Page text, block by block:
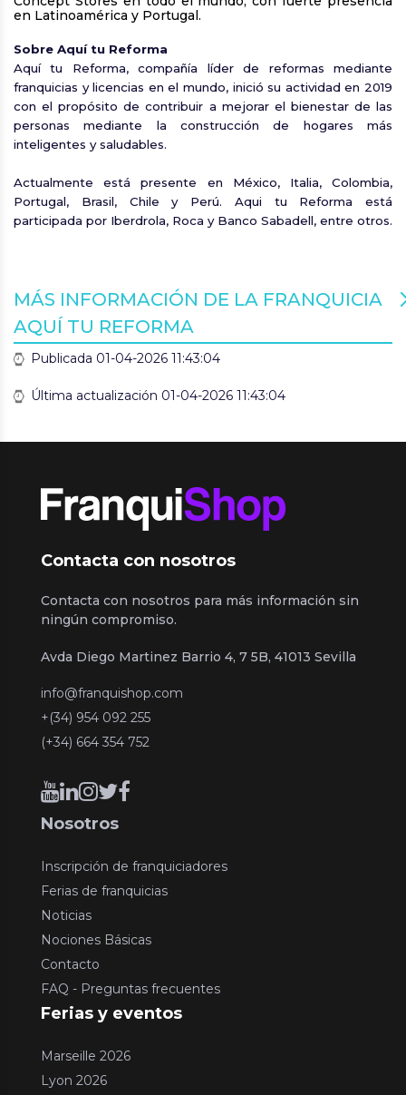
en Latinoamérica y Portugal.
Sobre Aquí tu Reforma
Aquí tu Reforma, compañía líder de reformas mediante
franquicias y licencias en el mundo, inició su actividad en 2019
con el propósito de contribuir a mejorar el bienestar de las
personas mediante la construcción de hogares más
inteligentes y saludables.
Actualmente está presente en México, Italia, Colombia,
Portugal, Brasil, Chile y Perú. Aqui tu Reforma está
participada por Iberdrola, Roca y Banco Sabadell, entre otros.
MÁS INFORMACIÓN DE LA FRANQUICIA
AQUÍ TU REFORMA
Publicada 01-04-2026 11:43:04
Última actualización 01-04-2026 11:43:04
Contacta con nosotros
Contacta con nosotros para más información sin
ningún compromiso.
Avda Diego Martinez Barrio 4, 7 5B, 41013 Sevilla
info@franquishop.com
+(34) 954 092 255
(+34) 664 354 752
Nosotros
Inscripción de franquiciadores
Ferias de franquicias
Noticias
Nociones Básicas
Contacto
FAQ - Preguntas frecuentes
Ferias y eventos
Marseille 2026
Lyon 2026